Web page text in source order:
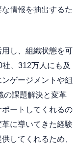
情報を抽出するた
し、組織状態を可
、312万人にも及
ゲージメントや組
の課題解決と変革
ートしてくれるの
に導いてきた経験
してくれるため、